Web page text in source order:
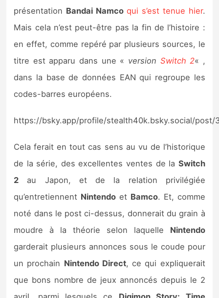
Sorties de jeux
Bons plans
présentation Bandai Namco qui s’est tenue hier.
Mais cela n’est peut-être pas la fin de l’histoire :
en effet, comme repéré par plusieurs sources, le
titre est apparu dans une « version Switch 2« ,
dans la base de données EAN qui regroupe les
codes-barres européens.
https://bsky.app/profile/stealth40k.bsky.social/post/
Cela ferait en tout cas sens au vu de l’historique
de la série, des excellentes ventes de la Switch
2 au Japon, et de la relation privilégiée
qu’entretiennent Nintendo et Bamco. Et, comme
noté dans le post ci-dessus, donnerait du grain à
moudre à la théorie selon laquelle Nintendo
garderait plusieurs annonces sous le coude pour
un prochain Nintendo Direct, ce qui expliquerait
que bons nombre de jeux annoncés depuis le 2